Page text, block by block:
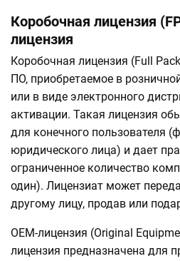
Коробочная лицензия
лицензия
Коробочная лицензия (Full
ПО, приобретаемое в
или в виде электронного
активации. Такая лицензия
для конечного пользователя
юридического лица) и дает
ограниченное количество
один). Лицензиат может
другому лицу, продав или
OEM-лицензия (Original
лицензия предназначена для